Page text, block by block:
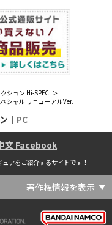
ション Hi-SPEC
シャル リニューアルVer.
｜ PC
文 Facebook
アをご紹介するサイトです！
著作権情報を表示